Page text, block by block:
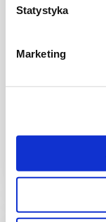
Statystyka
Marketing